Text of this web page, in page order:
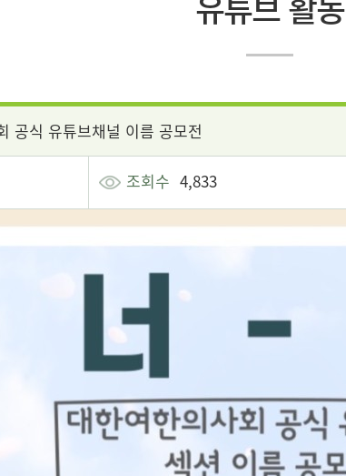
공식 유튜브채널 이름 공모전
조회수 4,833